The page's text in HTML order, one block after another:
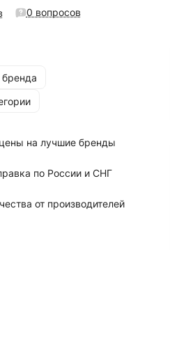
0 вопросов
на лучшие бренды
по России и СНГ
от производителей